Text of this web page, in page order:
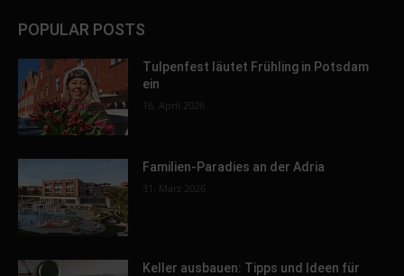
POPULAR POSTS
Tulpenfest läutet Frühling in Potsdam
ein
16. April 2026
Familien-Paradies an der Adria
31. März 2026
Keller ausbauen: Tipps und Ideen für